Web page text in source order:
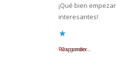
¡Qué bien
interesantes!
Cargando...
Responder